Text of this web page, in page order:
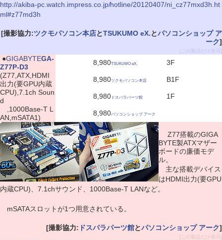
http://akiba-pc.watch.impress.co.jp/hotline/20120407/ni_cz77mxd3h.ht
ml#z77md3h
[撮影協力:ツクモパソコン本店とTSUKUMO eX.とパソコンショップ ア
ーク]
[この製品だけ表示]
●GIGABYTEGA-
Z77P-D3
(Z77,ATX,HDMI
出力(要GPU内蔵
CPU),7.1ch Soun
d
,1000Base-T L
AN,mSATA1)
8,980TSUKUMO eX. 3F
8,980ツクモパソコン本店 B1F
8,980 ドスパラパーツ館 1F
8,980パソコンショップ アーク
Z77搭載のGIGA
BYTE製ATXマザー
ボードの廉価モデ
ル。
主な搭載デバイス
はHDMI出力(要GPU
内蔵CPU)、7.1chサウンド、1000Base-T LANなど。
mSATAスロットが1つ用意されている。
[撮影協力: ドスパラパーツ館とパソコンショップ アーク]
[この製品だけ表示]